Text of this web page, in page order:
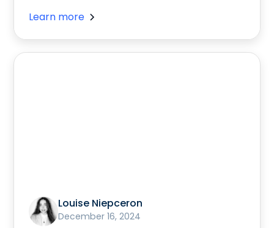
Learn more
Louise Niepceron
December 16, 2024